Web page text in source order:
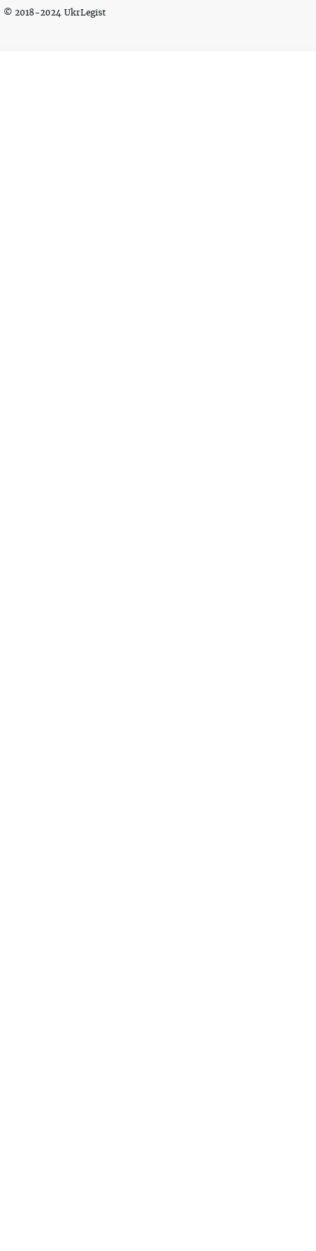
© 2018-2024 UkrLegist